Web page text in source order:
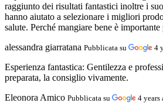
raggiunto dei risultati fantastici inoltre i
hanno aiutato a selezionare i migliori
salute. Perché mangiare bene è
alessandra giarratana Pubblicata su 4
Esperienza fantastica: Gentilezza e
preparata, la consiglio vivamente.
Eleonora Amico Pubblicata su 4 years